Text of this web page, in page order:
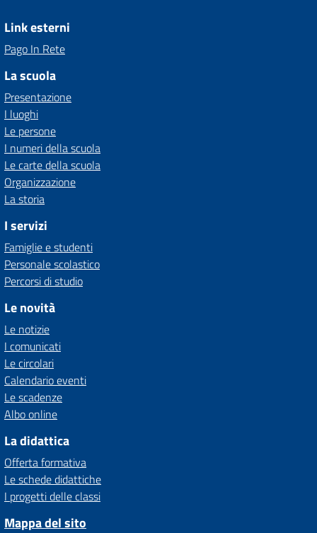
Link esterni
Pago In Rete
La scuola
Presentazione
I luoghi
Le persone
I numeri della scuola
Le carte della scuola
Organizzazione
La storia
I servizi
Famiglie e studenti
Personale scolastico
Percorsi di studio
Le novità
Le notizie
I comunicati
Le circolari
Calendario eventi
Le scadenze
Albo online
La didattica
Offerta formativa
Le schede didattiche
I progetti delle classi
Mappa del sito